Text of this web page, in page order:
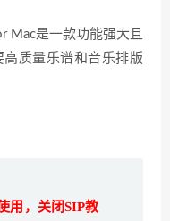
Mac是一款功能强大且
质量乐谱和音乐排版
用，关闭SIP教